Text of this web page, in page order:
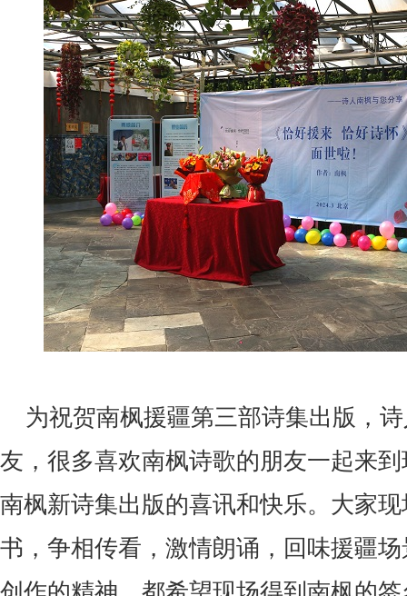
为祝贺南枫援疆第三部诗集出版，
友，很多喜欢南枫诗歌的朋友一起来
南枫新诗集出版的喜讯和快乐。大家
书，争相传看，激情朗诵，回味援疆